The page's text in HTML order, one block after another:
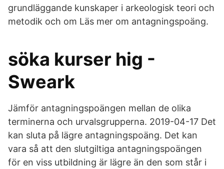
grundläggande kunskaper i arkeologisk teori och
metodik och om Läs mer om antagningspoäng.
söka kurser hig -
Sweark
Jämför antagningspoängen mellan de olika
terminerna och urvalsgrupperna. 2019-04-17 Det
kan sluta på lägre antagningspoäng. Det kan
vara så att den slutgiltiga antagningspoängen
för en viss utbildning är lägre än den som står i